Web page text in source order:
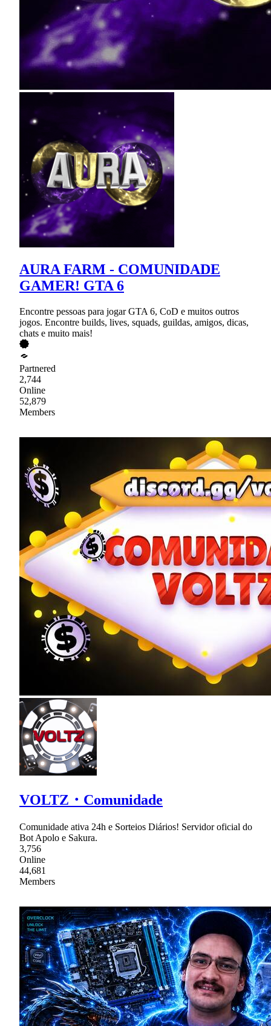
AURA FARM - COMUNIDADE
GAMER! GTA 6
Encontre pessoas para jogar GTA 6, CoD e muitos outros
jogos. Encontre builds, lives, squads, guildas, amigos, dicas,
chats e muito mais!
Partnered
2,744
Online
52,879
Members
VOLTZ・Comunidade
Comunidade ativa 24h e Sorteios Diários! Servidor oficial do
Bot Apolo e Sakura.
3,756
Online
44,681
Members